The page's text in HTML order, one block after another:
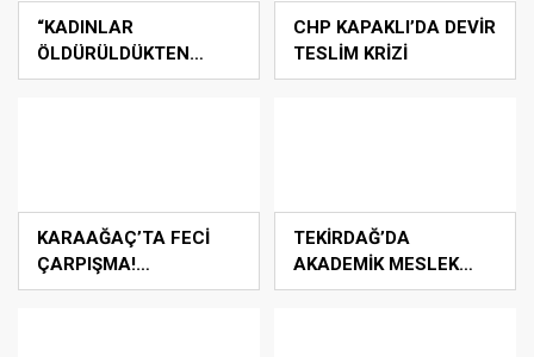
“KADINLAR
ÖLDÜRÜLDÜKTEN
SONRA DEĞİL,
CHP KAPAKLI’DA DEVİR
TESLİM KRİZİ
KARAAĞAÇ’TA FECİ
ÇARPIŞMA!
MOTOSİKLET
TEKİRDAĞ’DA
AKADEMİK MESLEK
ODALARI GÜÇLERİNİ